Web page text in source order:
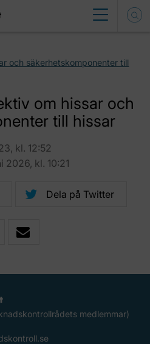
och säkerhetskomponenter till
om hissar och
till hissar
kl. 12:52
2026, kl. 10:21
Dela på Twitter
medlemmar)